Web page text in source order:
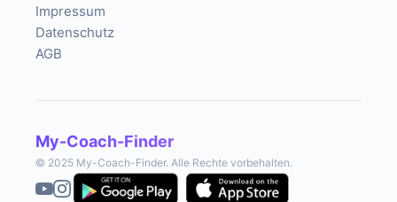
Impressum
Datenschutz
AGB
My-Coach-Finder
© 2025 My-Coach-Finder. Alle Rechte vorbehalten.